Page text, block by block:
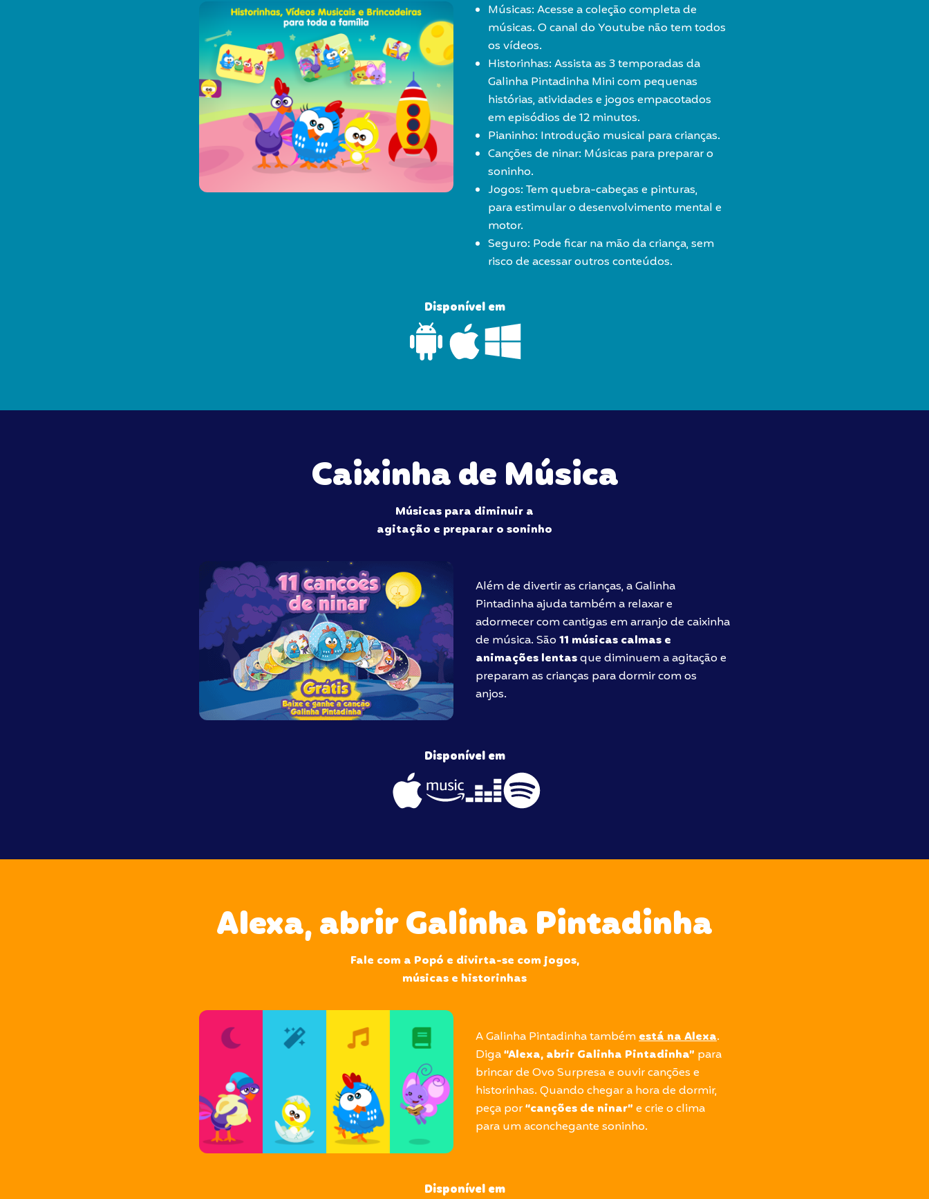
Músicas: Acesse a coleção completa de
músicas. O canal do Youtube não tem todos
os vídeos.
Historinhas: Assista as 3 temporadas da
Galinha Pintadinha Mini com pequenas
histórias, atividades e jogos empacotados
em episódios de 12 minutos.
Pianinho: Introdução musical para crianças.
Canções de ninar: Músicas para preparar o
soninho.
Jogos: Tem quebra-cabeças e pinturas,
para estimular o desenvolvimento mental e
motor.
Seguro: Pode ficar na mão da criança, sem
risco de acessar outros conteúdos.
Disponível em
Caixinha de Música
Músicas para diminuir a
agitação e preparar o soninho
Além de divertir as crianças, a Galinha
Pintadinha ajuda também a relaxar e
adormecer com cantigas em arranjo de caixinha
de música. São 11 músicas calmas e
animações lentasque diminuem a agitação e
preparam as crianças para dormir com os
anjos.
Disponível em
Alexa, abrir Galinha Pintadinha
Fale com a Popó e divirta-se com jogos,
músicas e historinhas
A Galinha Pintadinha tambémestá na Alexa.
Diga“Alexa, abrir Galinha Pintadinha” para
brincar de Ovo Surpresa e ouvir canções e
historinhas. Quando chegar a hora de dormir,
peça por“canções de ninar” e crie o clima
para um aconchegante soninho.
Disponível em